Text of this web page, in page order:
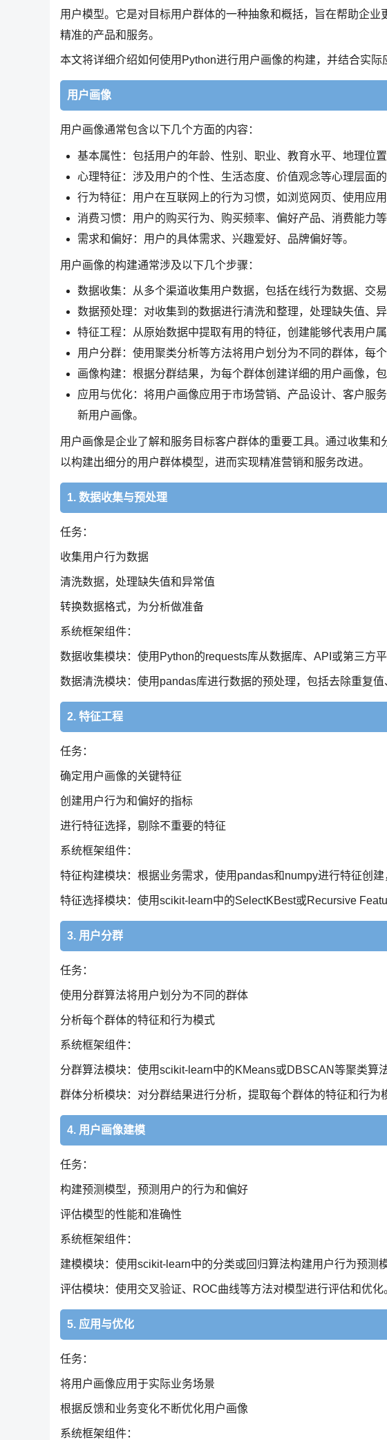
用户模型。它是对目标用户群体的一种抽象和概括，旨在帮助企
精准的产品和服务。
本文将详细介绍如何使用Python进行用户画像的构建，并结合实际
用户画像
用户画像通常包含以下几个方面的内容：
基本属性：包括用户的年龄、性别、职业、教育水平、地理位置
心理特征：涉及用户的个性、生活态度、价值观念等心理层面的
行为特征：用户在互联网上的行为习惯，如浏览网页、使用应
消费习惯：用户的购买行为、购买频率、偏好产品、消费能力等
需求和偏好：用户的具体需求、兴趣爱好、品牌偏好等。
用户画像的构建通常涉及以下几个步骤：
数据收集：从多个渠道收集用户数据，包括在线行为数据、交
数据预处理：对收集到的数据进行清洗和整理，处理缺失值、
特征工程：从原始数据中提取有用的特征，创建能够代表用户属
用户分群：使用聚类分析等方法将用户划分为不同的群体，每
画像构建：根据分群结果，为每个群体创建详细的用户画像，
应用与优化：将用户画像应用于市场营销、产品设计、客户服
新用户画像。
用户画像是企业了解和服务目标客户群体的重要工具。通过收集
以构建出细分的用户群体模型，进而实现精准营销和服务改进。
1. 数据收集与预处理
任务：
收集用户行为数据
清洗数据，处理缺失值和异常值
转换数据格式，为分析做准备
系统框架组件：
数据收集模块：使用Python的requests库从数据库、API或第三方平
数据清洗模块：使用pandas库进行数据的预处理，包括去除重复
2. 特征工程
任务：
确定用户画像的关键特征
创建用户行为和偏好的指标
进行特征选择，剔除不重要的特征
系统框架组件：
特征构建模块：根据业务需求，使用pandas和numpy进行特征创建
特征选择模块：使用scikit-learn中的SelectKBest或Recursive
3. 用户分群
任务：
使用分群算法将用户划分为不同的群体
分析每个群体的特征和行为模式
系统框架组件：
分群算法模块：使用scikit-learn中的KMeans或DBSCAN等聚类算
群体分析模块：对分群结果进行分析，提取每个群体的特征和行为
4. 用户画像建模
任务：
构建预测模型，预测用户的行为和偏好
评估模型的性能和准确性
系统框架组件：
建模模块：使用scikit-learn中的分类或回归算法构建用户行为预测模
评估模块：使用交叉验证、ROC曲线等方法对模型进行评估和优化
5. 应用与优化
任务：
将用户画像应用于实际业务场景
根据反馈和业务变化不断优化用户画像
系统框架组件：